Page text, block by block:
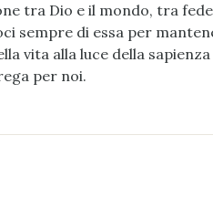
tra Dio e il mondo, tra
sempre di essa per
vita alla luce della sapienza
per noi.